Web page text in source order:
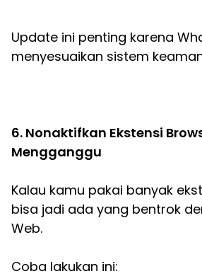
Update ini penting karena
menyesuaikan sistem
6. Nonaktifkan Ekstensi
Mengganggu
Kalau kamu pakai banyak
bisa jadi ada yang bentrok
Web.
Coba lakukan ini: